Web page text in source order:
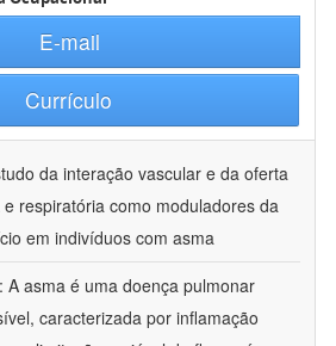
E-mail
Currículo
da interação vascular e da oferta
respiratória como moduladores da
em indivíduos com asma
A asma é uma doença pulmonar
caracterizada por inflamação